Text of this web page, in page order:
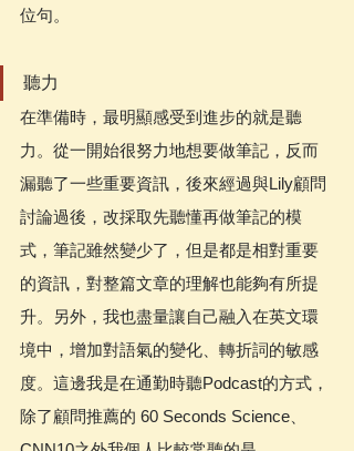
位句。
聽力
在準備時，最明顯感受到進步的就是聽
力。從一開始很努力地想要做筆記，反而
漏聽了一些重要資訊，後來經過與Lily顧問
討論過後，改採取先聽懂再做筆記的模
式，筆記雖然變少了，但是都是相對重要
的資訊，對整篇文章的理解也能夠有所提
升。另外，我也盡量讓自己融入在英文環
境中，增加對語氣的變化、轉折詞的敏感
度。這邊我是在通勤時聽Podcast的方式，
除了顧問推薦的 60 Seconds Science、